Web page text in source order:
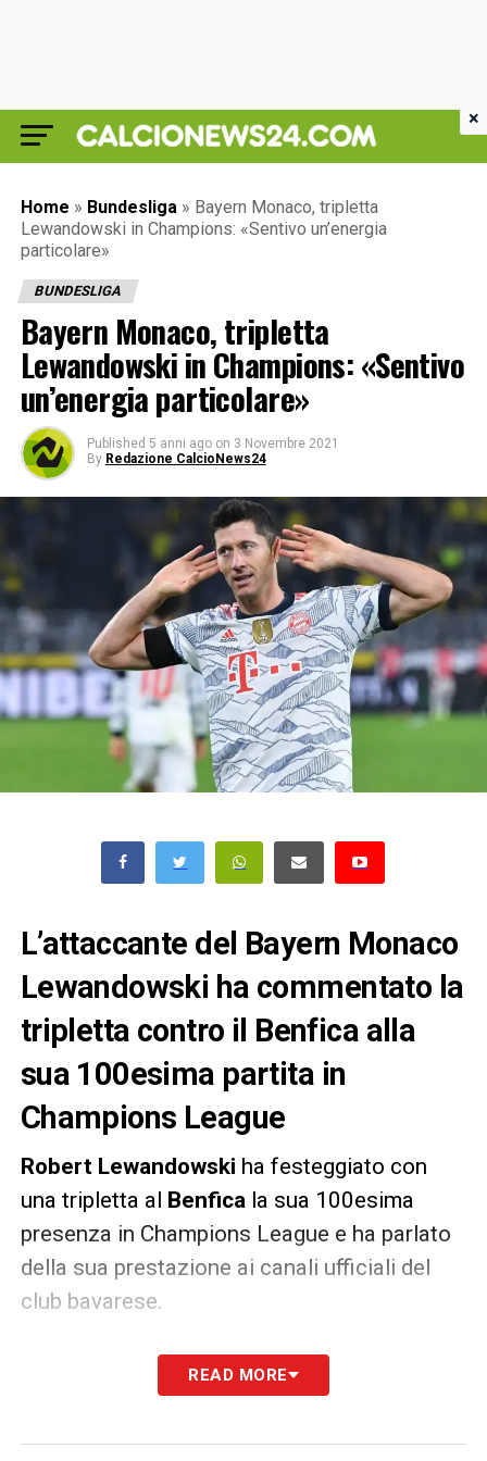
Home » Bundesliga » Bayern Monaco, tripletta
Lewandowski in Champions: «Sentivo un’energia
particolare»
BUNDESLIGA
Bayern Monaco, tripletta
Lewandowski in Champions: «Sentivo
un’energia particolare»
Published 5 anni ago on 3 Novembre 2021
By Redazione CalcioNews24
L’attaccante del Bayern Monaco
Lewandowski ha commentato la
tripletta contro il Benfica alla
sua 100esima partita in
Champions League
Robert Lewandowski ha festeggiato con
una tripletta al Benfica la sua 100esima
presenza in Champions League e ha parlato
della sua prestazione ai canali ufficiali del
club bavarese.
ENERGIA PARTICOLARE –«Non so se è
stata una serata perfetta, perché c’è stato
READ MORE
×